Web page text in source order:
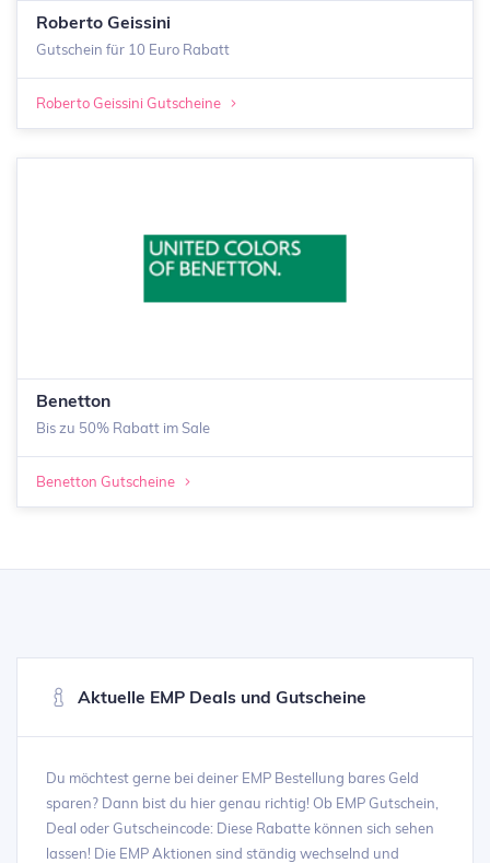
Roberto Geissini
Gutschein für 10 Euro Rabatt
Roberto Geissini Gutscheine
Benetton
Bis zu 50% Rabatt im Sale
Benetton Gutscheine
Aktuelle EMP Deals und Gutscheine
Du möchtest gerne bei deiner EMP Bestellung bares Geld
sparen? Dann bist du hier genau richtig! Ob EMP Gutschein,
Deal oder Gutscheincode: Diese Rabatte können sich sehen
lassen! Die EMP Aktionen sind ständig wechselnd und